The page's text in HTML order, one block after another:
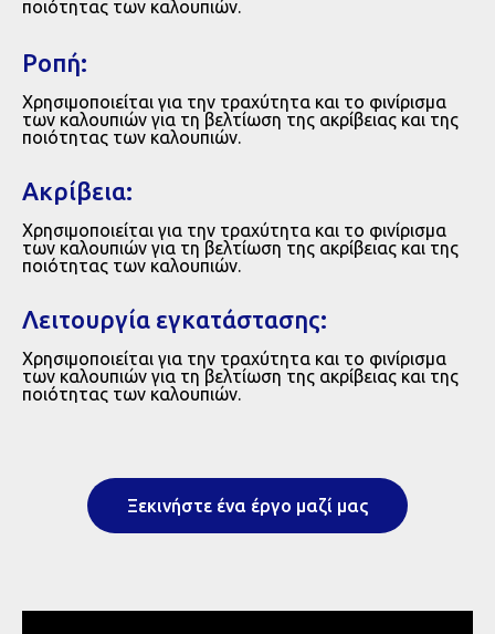
ποιότητας των καλουπιών.
Ροπή:
Χρησιμοποιείται για την τραχύτητα και το φινίρισμα
των καλουπιών για τη βελτίωση της ακρίβειας και της
ποιότητας των καλουπιών.
Ακρίβεια:
Χρησιμοποιείται για την τραχύτητα και το φινίρισμα
των καλουπιών για τη βελτίωση της ακρίβειας και της
ποιότητας των καλουπιών.
Λειτουργία εγκατάστασης:
Χρησιμοποιείται για την τραχύτητα και το φινίρισμα
των καλουπιών για τη βελτίωση της ακρίβειας και της
ποιότητας των καλουπιών.
Ξεκινήστε ένα έργο μαζί μας